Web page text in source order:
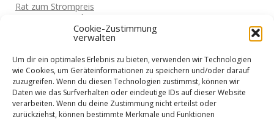
Cookie-Zustimmung
verwalten
Um dir ein optimales Erlebnis zu bieten, verwenden wir Technologien
wie Cookies, um Geräteinformationen zu speichern und/oder darauf
zuzugreifen. Wenn du diesen Technologien zustimmst, können wir
Daten wie das Surfverhalten oder eindeutige IDs auf dieser Website
verarbeiten. Wenn du deine Zustimmung nicht erteilst oder
zurückziehst, können bestimmte Merkmale und Funktionen
Rat zum Strompreis
Vor 5 Jahren
Haben die Hotels schon wieder geöffnet?
Corona-Sofortkredite erhalten
VonMartin Vor 5 Jahren
Zeit für Urlaub?
VonSiggi Vor 5 Jahren